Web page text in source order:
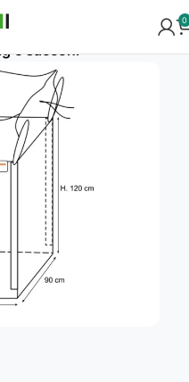
0
e sacconi